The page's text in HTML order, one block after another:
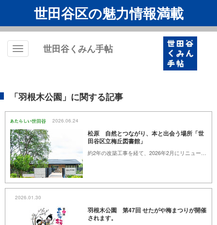
世田谷区の魅力情報満載
Toggle
世田谷くみん手帖
「羽根木公園」に関する記事
2026.06.24
松原 自然とつながり、本と出会う場所「世
田谷区立梅丘図書館」
2026.01.30
羽根木公園 第47回 せたがや梅まつりが開催
されます。